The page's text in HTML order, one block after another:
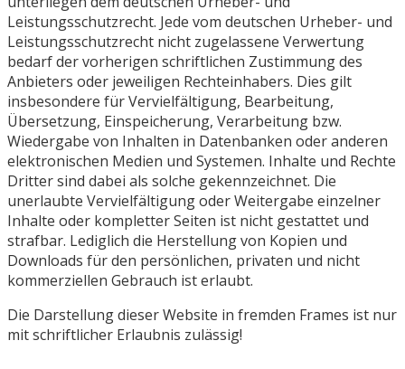
Leistungsschutzrecht. Jede vom deutschen Urheber- und
Leistungsschutzrecht nicht zugelassene Verwertung
bedarf der vorherigen schriftlichen Zustimmung des
Anbieters oder jeweiligen Rechteinhabers. Dies gilt
insbesondere für Vervielfältigung, Bearbeitung,
Übersetzung, Einspeicherung, Verarbeitung bzw.
Wiedergabe von Inhalten in Datenbanken oder anderen
elektronischen Medien und Systemen. Inhalte und Rechte
Dritter sind dabei als solche gekennzeichnet. Die
unerlaubte Vervielfältigung oder Weitergabe einzelner
Inhalte oder kompletter Seiten ist nicht gestattet und
strafbar. Lediglich die Herstellung von Kopien und
Downloads für den persönlichen, privaten und nicht
kommerziellen Gebrauch ist erlaubt.
Die Darstellung dieser Website in fremden Frames ist nur
mit schriftlicher Erlaubnis zulässig!